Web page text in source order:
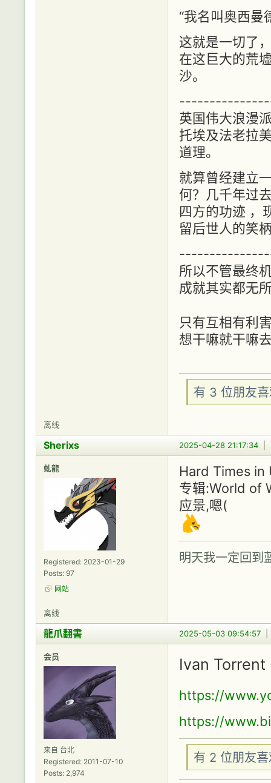
“我名叫奥西曼
这就是一切了
在这巨大的荒
沙。
英国伟大浪漫
托埃及法老拉
道理。
就算曾经建立
何？几千年过
四方的功迹 ，
留后世人的笑
所以不管最终
成就其实都无
只有互相有利
想干嘛就干嘛
有 3 位朋友
离线
2025-04-28 21:17:34
Sherixs
虬龍
Registered: 2023-01-29
Posts: 97
网站
Hard Times in
专辑:World of
应景,嗯(
明天我一定回到
离线
2025-05-03 09:54:57
龍爪翻書
会员
来自 台北
Registered: 2011-07-10
Posts: 2,974
Ivan
https://
https://
有 2 位朋友